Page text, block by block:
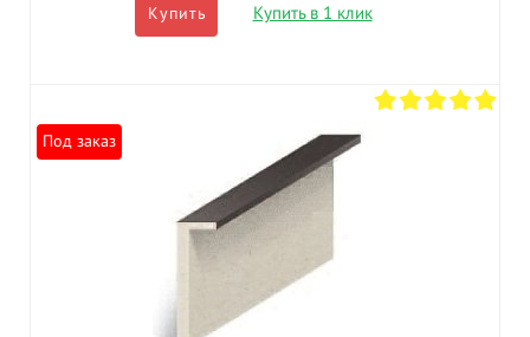
Купить Купить в 1 клик
Под заказ